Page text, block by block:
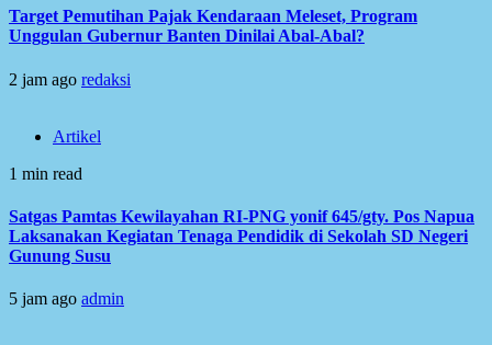
Target Pemutihan Pajak Kendaraan Meleset, Program
Unggulan Gubernur Banten Dinilai Abal-Abal?
2 jam ago redaksi
Artikel
1 min read
Satgas Pamtas Kewilayahan RI-PNG yonif 645/gty. Pos Napua
Laksanakan Kegiatan Tenaga Pendidik di Sekolah SD Negeri
Gunung Susu
5 jam ago admin